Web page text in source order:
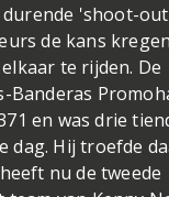
durende 'shoot-
de kans
te rijden. De
Banderas
en was drie
dag. Hij troefde
nu de tweede